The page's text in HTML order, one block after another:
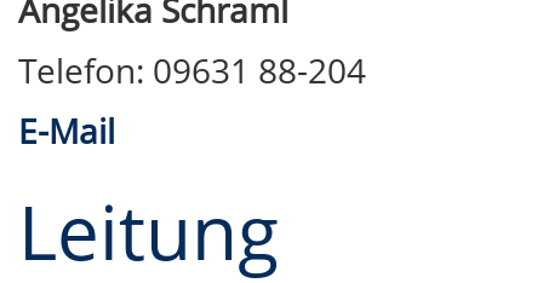
Angelika Schraml
Telefon: 09631 88-204
E-Mail
Leitung